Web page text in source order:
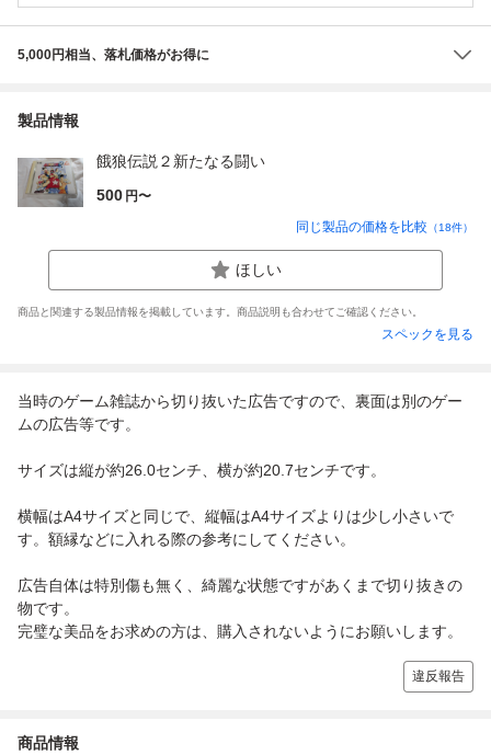
5,000円相当、落札価格がお得に
製品情報
餓狼伝説２新たなる闘い
500 円〜
同じ製品の価格を比較 （18件）
ほしい
商品と関連する製品情報を掲載しています。商品説明も合わせてご確認ください。
スペックを見る
当時のゲーム雑誌から切り抜いた広告ですので、裏面は別のゲー
ムの広告等です。
サイズは縦が約26.0センチ、横が約20.7センチです。
横幅はA4サイズと同じで、縦幅はA4サイズよりは少し小さいで
す。額縁などに入れる際の参考にしてください。
広告自体は特別傷も無く、綺麗な状態ですがあくまで切り抜きの
物です。
完璧な美品をお求めの方は、購入されないようにお願いします。
違反報告
商品情報